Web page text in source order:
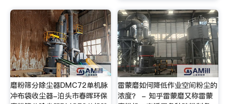
磨粉筛分除尘器DMC72单机脉
冲布袋收尘器-泊头市春晖环保
雷蒙磨如何降低作业空间粉尘的
浓度？ - 知乎雷蒙磨又称雷蒙